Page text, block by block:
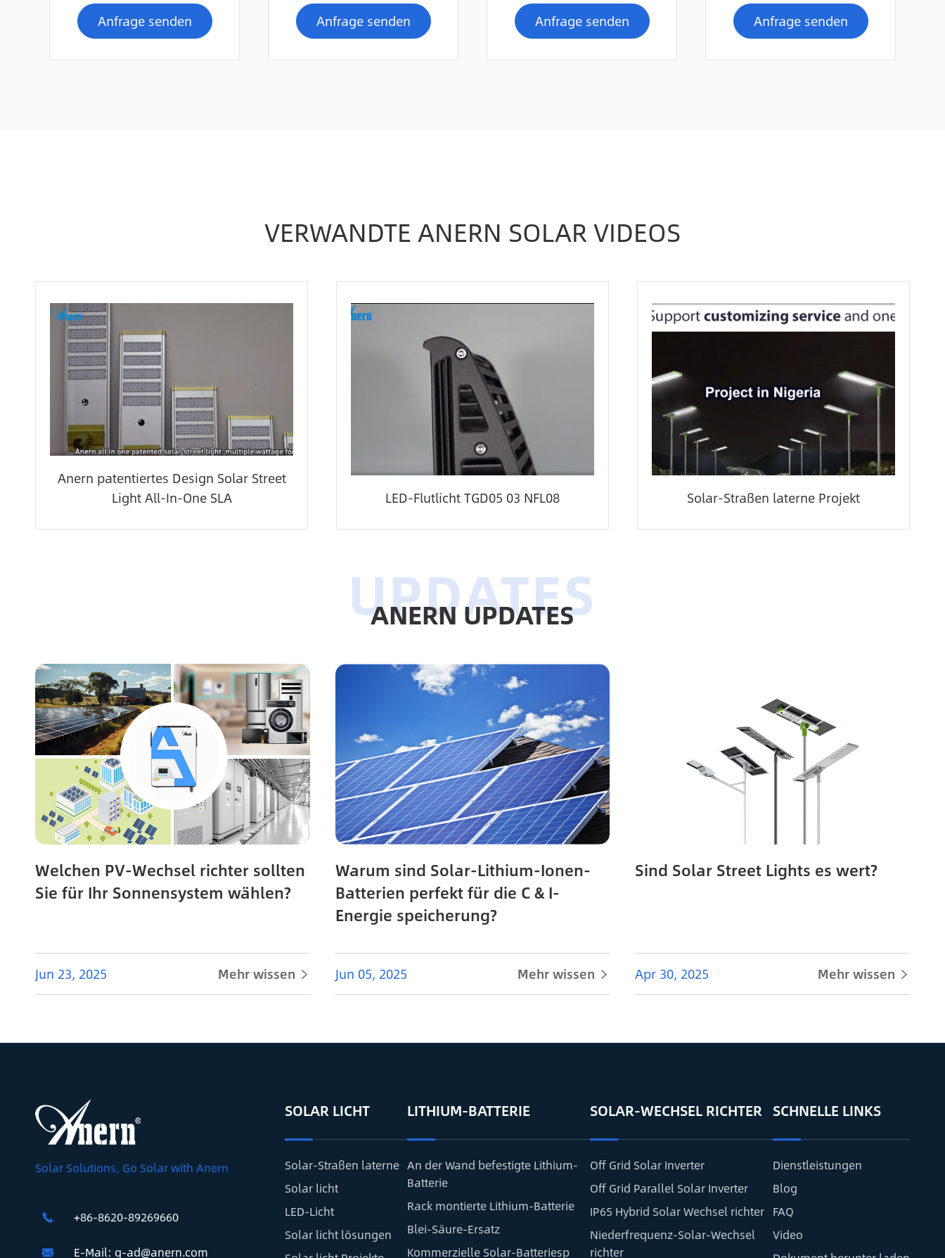
Anfrage senden Anfrage senden Anfrage senden Anfrage senden
VERWANDTE ANERN SOLAR VIDEOS
Anern patentiertes Design Solar Street
Light All-In-One SLA
LED-Flutlicht TGD05 03 NFL08 Solar-Straßen laterne Projekt
ANERN UPDATES
Welchen PV-Wechsel richter sollten
Sie für Ihr Sonnensystem wählen?
Jun 23, 2025 Mehr wissen 
Warum sind Solar-Lithium-Ionen-
Batterien perfekt für die C & I-
Energie speicherung?
Jun 05, 2025 Mehr wissen 
Sind Solar Street Lights es wert?
Apr 30, 2025 Mehr wissen 
Solar Solutions, Go Solar with Anern
 +86-8620-89269660
 E-Mail: g-ad@anern.com
SOLAR LICHT
Solar-Straßen laterne
Solar licht
LED-Licht
Solar licht lösungen
LITHIUM-BATTERIE
An der Wand befestigte Lithium-
Batterie
Rack montierte Lithium-Batterie
Blei-Säure-Ersatz
Kommerzielle Solar-Batteriesp
SOLAR-WECHSEL RICHTER
Off Grid Solar Inverter
Off Grid Parallel Solar Inverter
IP65 Hybrid Solar Wechsel richter
Niederfrequenz-Solar-Wechsel
richter
SCHNELLE LINKS
Dienstleistungen
Blog
FAQ
Video